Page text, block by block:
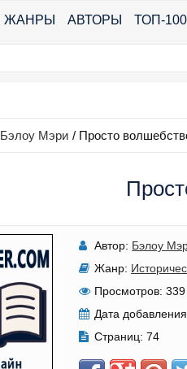
ЖАНРЫ АВТОРЫ ТОП-100
Бэлоу Мэри / Просто
Автор: Бэлоу
Жанр:
Просмотров: 339
Дата
Страниц: 74